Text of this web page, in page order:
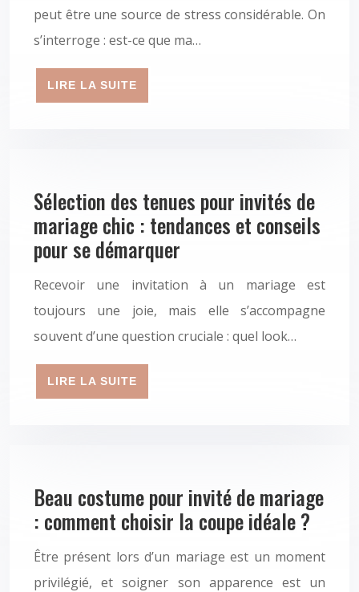
peut être une source de stress considérable. On
s’interroge : est-ce que ma…
LIRE LA SUITE
Sélection des tenues pour invités de
mariage chic : tendances et conseils
pour se démarquer
Recevoir une invitation à un mariage est
toujours une joie, mais elle s’accompagne
souvent d’une question cruciale : quel look…
LIRE LA SUITE
Beau costume pour invité de mariage
: comment choisir la coupe idéale ?
Être présent lors d’un mariage est un moment
privilégié, et soigner son apparence est un